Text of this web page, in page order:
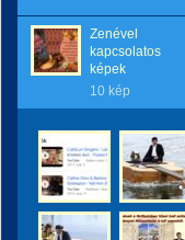
Zenével
kapcsolatos
képek
10 kép